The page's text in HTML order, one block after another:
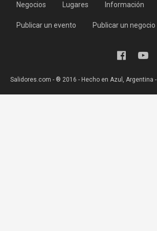
Negocios Lugares Información
Publicar un evento Publicar un negocio
Salidores.com - ® 2016 - Hecho en Azul, Argentina -